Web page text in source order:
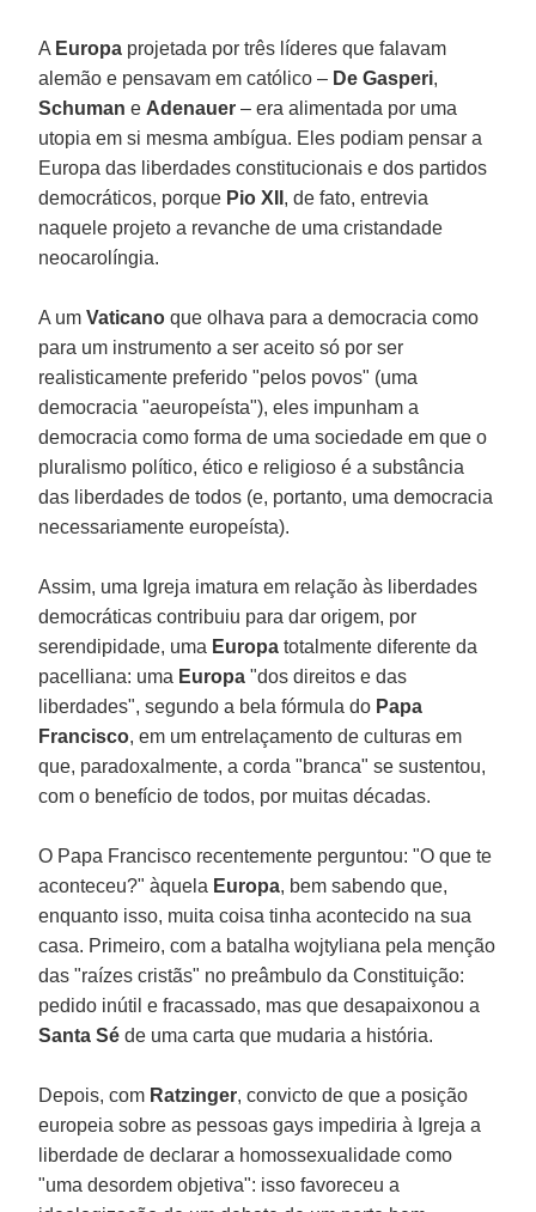
A Europa projetada por três líderes que falavam
alemão e pensavam em católico – De Gasperi,
Schuman e Adenauer – era alimentada por uma
utopia em si mesma ambígua. Eles podiam pensar a
Europa das liberdades constitucionais e dos partidos
democráticos, porque Pio XII , de fato, entrevia
naquele projeto a revanche de uma cristandade
neocarolíngia.
A umVaticano que olhava para a democracia como
para um instrumento a ser aceito só por ser
realisticamente preferido "pelos povos" (uma
democracia "aeuropeísta"), eles impunham a
democracia como forma de uma sociedade em que o
pluralismo político, ético e religioso é a substância
das liberdades de todos (e, portanto, uma democracia
necessariamente europeísta).
Assim, uma Igreja imatura em relação às liberdades
democráticas contribuiu para dar origem, por
serendipidade, uma Europa totalmente diferente da
pacelliana: uma Europa "dos direitos e das
liberdades", segundo a bela fórmula do Papa
Francisco, em um entrelaçamento de culturas em
que, paradoxalmente, a corda "branca" se sustentou,
com o benefício de todos, por muitas décadas.
O Papa Francisco recentemente perguntou: "O que te
aconteceu?" àquela Europa, bem sabendo que,
enquanto isso, muita coisa tinha acontecido na sua
casa. Primeiro, com a batalha wojtyliana pela menção
das "raízes cristãs" no preâmbulo da Constituição:
pedido inútil e fracassado, mas que desapaixonou a
Santa Sé de uma carta que mudaria a história.
Depois, com Ratzinger, convicto de que a posição
europeia sobre as pessoas gays impediria à Igreja a
liberdade de declarar a homossexualidade como
"uma desordem objetiva": isso favoreceu a